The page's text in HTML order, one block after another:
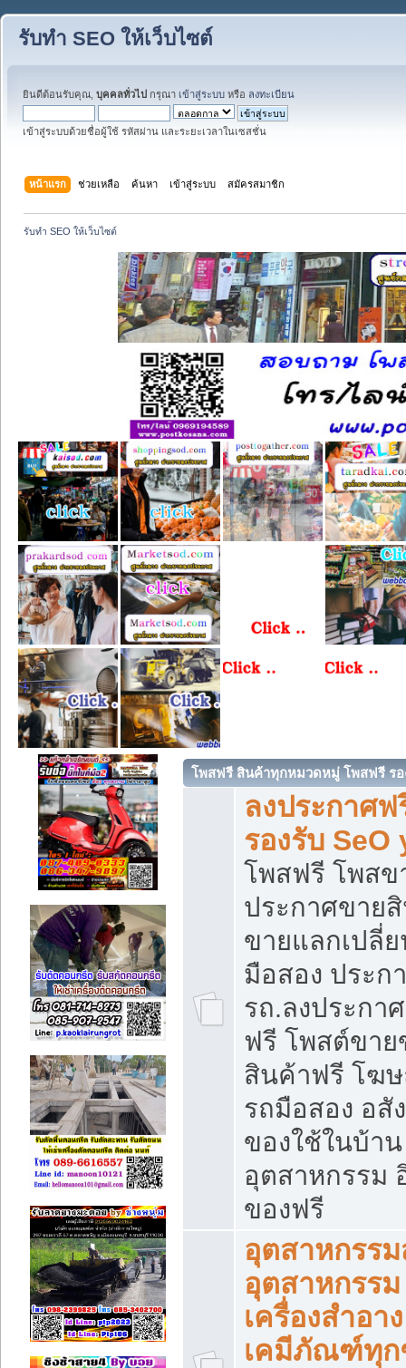
รับทำ SEO ให้เว็บไซต์
ยินดีต้อนรับคุณ, บุคคลทั่วไป กรุณา เข้าสู่ระบบ หรือ ลงทะเบียน
เข้าสู่ระบบด้วยชื่อผู้ใช้ รหัสผ่าน และระยะเวลาในเซสชั่น
หน้าแรก ช่วยเหลือ ค้นหา เข้าสู่ระบบ สมัครสมาชิก
รับทำ SEO ให้เว็บไซต์
โพสฟรี สินค้าทุกหมวดหมู่ โพสฟรี รอ
ลงประกาศ
รองรับ
โพสฟรี โพสข
ประกาศขาย
ขายแลกเปลี่
มือสอง ประก
รถ.ลงประกา
ฟรี โพสต์ขา
สินค้าฟรี โฆ
รถมือสอง อสั
ของใช้ในบ้า
อุตสาหกรรม
ของฟรี
อุตสาหกรรม
อุตสาหกรรม
เครื่องสำอา
เคมีภัณฑ์ทุ